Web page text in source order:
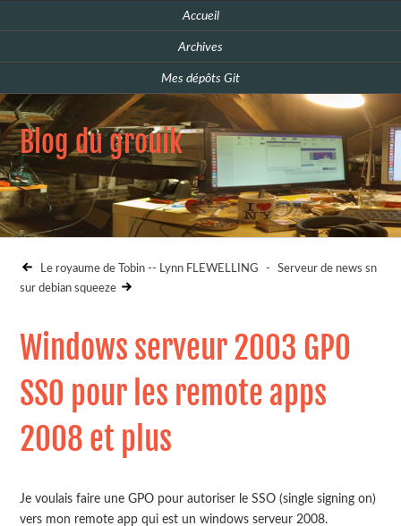
Accueil
Archives
Mes dépôts Git
Blog du grouik
Le royaume de Tobin -- Lynn FLEWELLING -
Serveur de news sn
sur debian squeeze
Windows serveur 2003 GPO
SSO pour les remote apps
2008 et plus
Je voulais faire une GPO pour autoriser le SSO (single signing on)
vers mon remote app qui est un windows serveur 2008.